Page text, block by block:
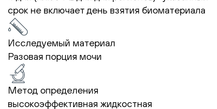
срок не включает день взятия биоматериала
Исследуемый материал
Разовая порция мочи
Метод определения
высокоэффективная жидкостная